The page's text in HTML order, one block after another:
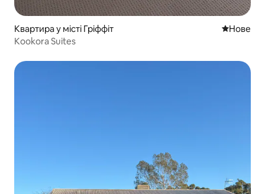
Квартира у місті Гріффіт Нове
Нове
Kookora Suites